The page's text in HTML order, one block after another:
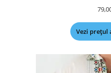
Vezi prețul